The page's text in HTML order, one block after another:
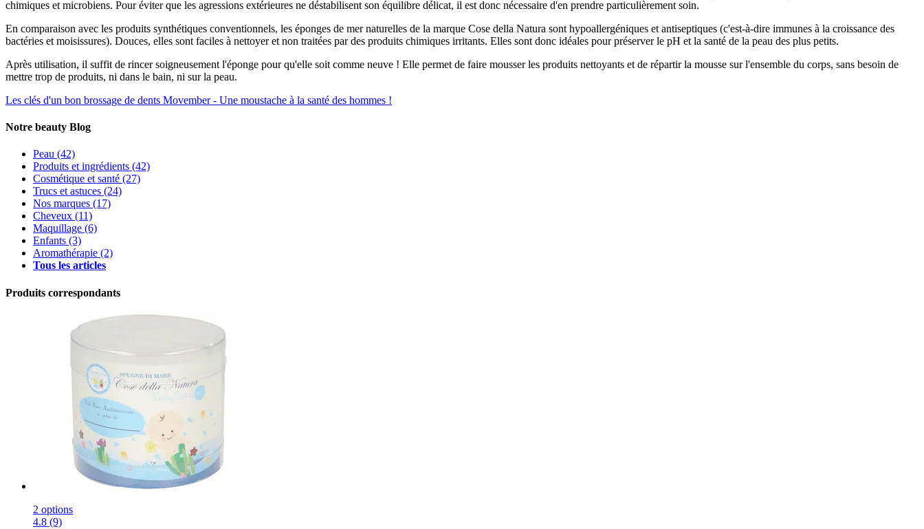
chimiques et microbiens. Pour éviter que les agressions extérieures ne déstabilisent son équilibre délicat, il est donc nécessaire d'en prendre particulièrement soin.
En comparaison avec les produits synthétiques conventionnels, les éponges de mer naturelles de la marque Cose della Natura sont hypoallergéniques et antiseptiques (c'est-à-dire immunes à la croissance des
bactéries et moisissures). Douces, elles sont faciles à nettoyer et non traitées par des produits chimiques irritants. Elles sont donc idéales pour préserver le pH et la santé de la peau des plus petits.
Après utilisation, il suffit de rincer soigneusement l'éponge pour qu'elle soit comme neuve ! Elle permet de faire mousser les produits nettoyants et de répartir la mousse sur l'ensemble du corps, sans besoin de
mettre trop de produits, ni dans le bain, ni sur la peau.
Les clés d'un bon brossage de dents Movember - Une moustache à la santé des hommes !
Notre beauty Blog
Peau (42)
Produits et ingrédients (42)
Cosmétique et santé (27)
Trucs et astuces (24)
Nos marques (17)
Cheveux (11)
Maquillage (6)
Enfants (3)
Aromathérapie (2)
Tous les articles
Produits correspondants
2 options
4.8 (9)